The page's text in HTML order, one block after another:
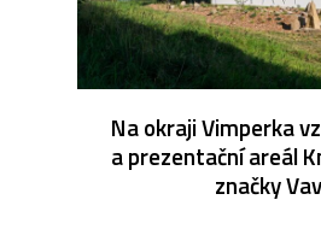
Na okraji Vimperka
a prezentační areál
značky